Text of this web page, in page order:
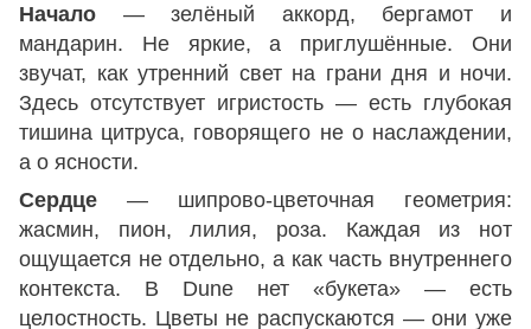
Начало — зелёный аккорд, бергамот и
мандарин. Не яркие, а приглушённые. Они
звучат, как утренний свет на грани дня и ночи.
Здесь отсутствует игристость — есть глубокая
тишина цитруса, говорящего не о наслаждении,
а о ясности.
Сердце — шипрово-цветочная геометрия:
жасмин, пион, лилия, роза. Каждая из нот
ощущается не отдельно, а как часть внутреннего
контекста. В Dune нет «букета» — есть
целостность. Цветы не распускаются — они уже